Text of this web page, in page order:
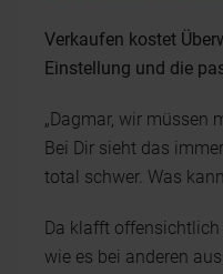
Verkaufen kostet
Einstellung und die
„Dagmar, wir müssen
Bei Dir sieht das
total schwer. Was
Da klafft offensichtlich
wie es bei anderen